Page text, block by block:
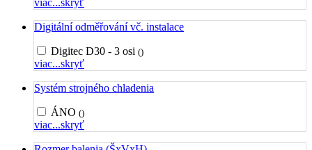
viac...skryť
Digitální odměřování vč. instalace
Digitec D30 - 3 osi ()
viac...skryť
Systém strojného chladenia
ÁNO ()
viac...skryť